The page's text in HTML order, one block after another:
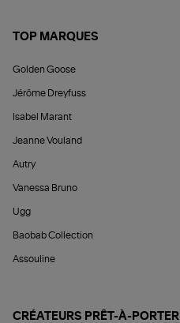
TOP MARQUES
Golden Goose
Jérôme Dreyfuss
Isabel Marant
Jeanne Vouland
Autry
Vanessa Bruno
Ugg
Baobab Collection
Assouline
CRÉATEURS PRÊT-À-PORTER